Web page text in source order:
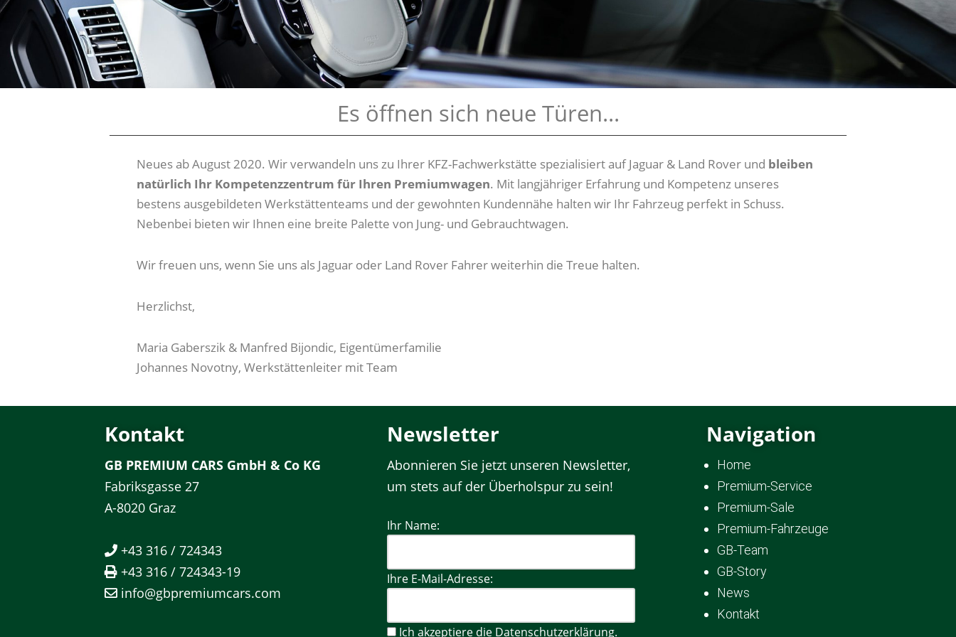
Es öffnen sich neue Türen...
Neues ab August 2020. Wir verwandeln uns zu Ihrer KFZ-Fachwerkstätte spezialisiert auf Jaguar & Land Rover und bleiben
natürlich Ihr Kompetenzzentrum für Ihren Premiumwagen. Mit langjähriger Erfahrung und Kompetenz unseres
bestens ausgebildeten Werkstättenteams und der gewohnten Kundennähe halten wir Ihr Fahrzeug perfekt in Schuss.
Nebenbei bieten wir Ihnen eine breite Palette von Jung- und Gebrauchtwagen.
Wir freuen uns, wenn Sie uns als Jaguar oder Land Rover Fahrer weiterhin die Treue halten.
Herzlichst,
Maria Gaberszik & Manfred Bijondic, Eigentümerfamilie
Johannes Novotny, Werkstättenleiter mit Team
Kontakt
GB PREMIUM CARS GmbH & Co KG
Fabriksgasse 27
A-8020 Graz
+43 316 / 724343
+43 316 / 724343-19
info@gbpremiumcars.com
Newsletter
Abonnieren Sie jetzt unseren Newsletter,
um stets auf der Überholspur zu sein!
Ihr Name:
Ihre E-Mail-Adresse:
Ich akzeptiere die Datenschutzerklärung.
Navigation
Home
Premium-Service
Premium-Sale
Premium-Fahrzeuge
GB-Team
GB-Story
News
Kontakt